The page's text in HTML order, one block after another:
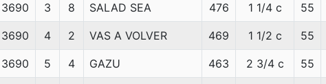
3690 3 8 SALAD SEA 476 1 1/4 c 55
3690 4 2 VAS A VOLVER 469 1 1/2 c 55
3690 5 4 GAZU 463 2 3/4 c 55